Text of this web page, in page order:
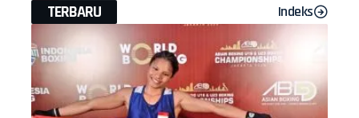
TERBARU Indeks